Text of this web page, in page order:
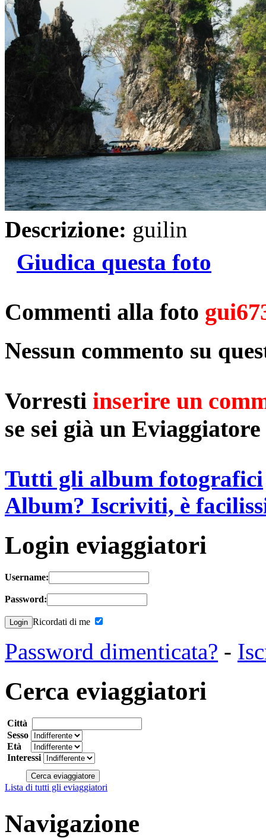
Descrizione: guilin
Giudica questa foto
Commenti alla foto
Nessun commento su
Vorresti inserire un
se sei già un Eviaggiatore
Tutti gli album fotografici
Album? Iscriviti, è
Login eviaggiatori
Username:
Password:
Ricordati di me
Password dimenticata? -
Cerca eviaggiatori
Città
Sesso
Età
Interessi
Lista di tutti gli eviaggiatori
Navigazione